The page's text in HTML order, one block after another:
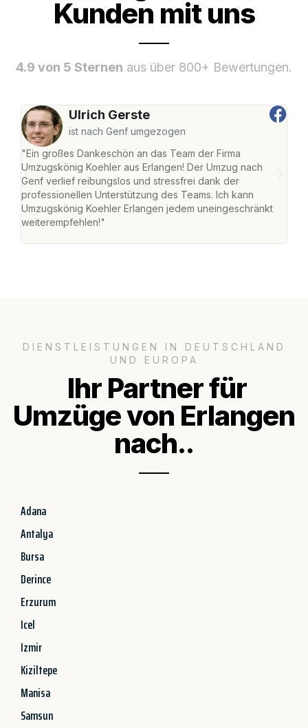
Kunden mit uns
4.9 von 5 Sternen aus über 800+ Bewertungen.
Ulrich Gerste
ist nach Genf umgezogen
"Ein großes Dankeschön an das Team der Firma
Umzugskönig Koehler aus Erlangen! Der Umzug nach
Genf verlief reibungslos und stressfrei dank der
professionellen Unterstützung des Teams. Ich kann
Umzugskönig Koehler Erlangen jedem uneingeschränkt
weiterempfehlen!"
DIENSTLEISTUNGEN IN DEUTSCHLAND
UND EUROPA
Ihr Partner für
Umzüge von Erlangen
nach..
Adana
Antalya
Bursa
Derince
Erzurum
Icel
Izmir
Kiziltepe
Manisa
Samsun